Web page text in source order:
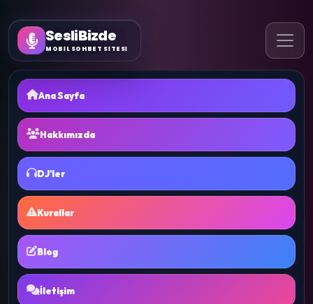
SesliBizde
MOBİL SOHBET SİTESİ
Ana Sayfa
Hakkımızda
DJ'ler
Kurallar
Blog
İletişim